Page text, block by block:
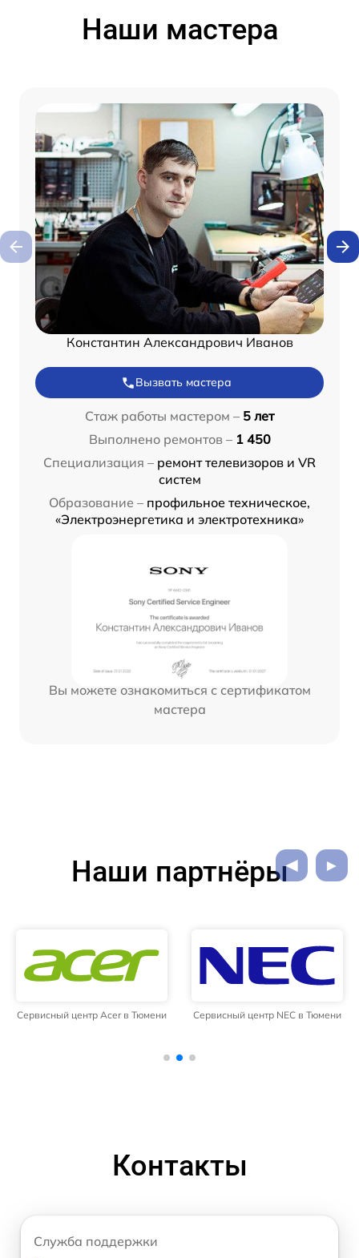
Наши мастера
Константин Александрович Иванов
Вызвать мастера
Стаж работы мастером – 5 лет
Выполнено ремонтов – 1 450
Специализация – ремонт телевизоров и VR
систем
Образование – профильное техническое,
«Электроэнергетика и электротехника»
Вы можете ознакомиться с сертификатом
мастера
Наши партнёры
Сервисный центр Acer в Тюмени Сервисный центр NEC в Тюмени
Контакты
Служба поддержки